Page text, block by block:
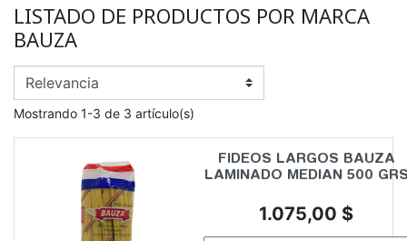
LISTADO DE PRODUCTOS POR MARCA
BAUZA
Mostrando 1-3 de 3 artículo(s)
FIDEOS LARGOS BAUZA
LAMINADO MEDIAN 500
Precio
1.075,00 $